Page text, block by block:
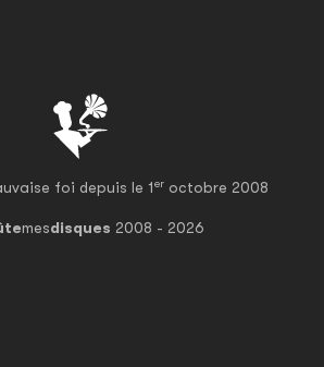
foi depuis le 1er octobre 2008
mesdisques 2008 - 2026